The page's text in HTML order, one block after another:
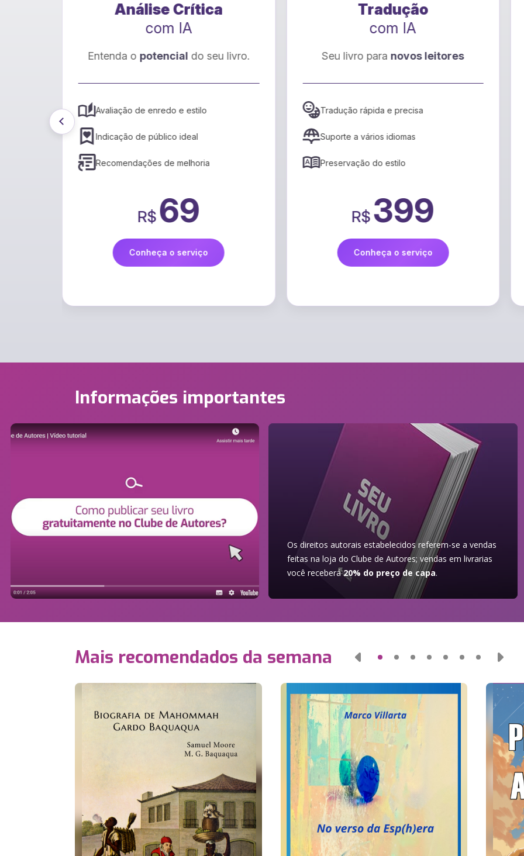
Tradução
com IA
Seu livro paranovos leitores
Tradução rápida e precisa
Suporte a vários idiomas
Preservação do estilo
R$ 399
Conheça o serviço
Raio-X Emocional
com IA
Descubra como tornar sua história
Mapeamento de emoções ao longo da
R$99
Conheça o serviço
Informações importantes
Os direitos autorais estabelecidos referem-se a vendas
feitas na loja do Clube de Autores; vendas em livrarias
você receberá20% do preço de capa.
Mais recomendados da semana